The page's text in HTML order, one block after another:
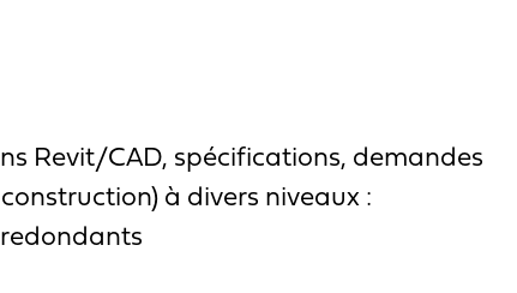
Revit/CAD, spécifications, demandes
à divers niveaux :